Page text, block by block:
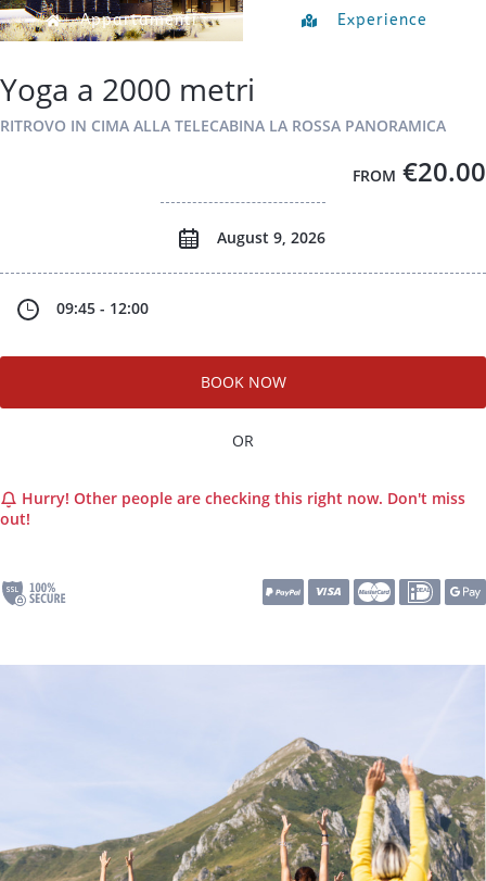
Appartamenti Experience
Yoga a 2000 metri
RITROVO IN CIMA ALLA TELECABINA LA ROSSA PANORAMICA
FROM €20.00
August 9, 2026
09:45 - 12:00
BOOK NOW
OR
Hurry! Other people are checking this right now. Don't miss
out!